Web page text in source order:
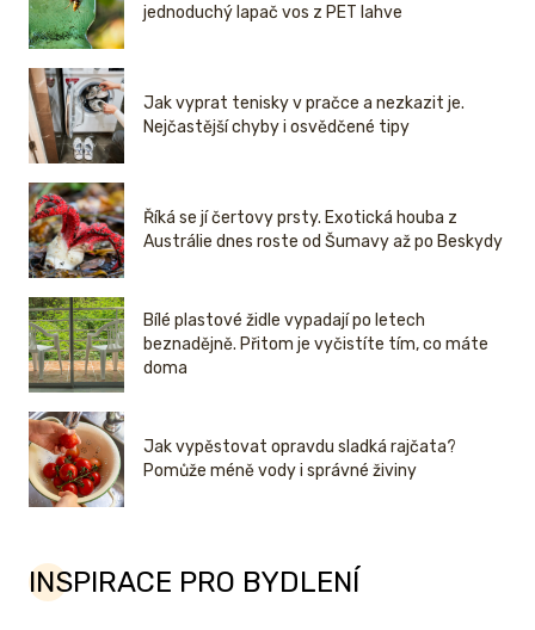
jednoduchý lapač vos z PET lahve
Jak vyprat tenisky v pračce a nezkazit je.
Nejčastější chyby i osvědčené tipy
Říká se jí čertovy prsty. Exotická houba z
Austrálie dnes roste od Šumavy až po Beskydy
Bílé plastové židle vypadají po letech
beznadějně. Přitom je vyčistíte tím, co máte
doma
Jak vypěstovat opravdu sladká rajčata?
Pomůže méně vody i správné živiny
INSPIRACE PRO BYDLENÍ